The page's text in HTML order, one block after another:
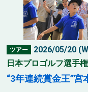
ツアー
2026/05/20
日本プロゴルフ選手
“3年連続賞金王”宮